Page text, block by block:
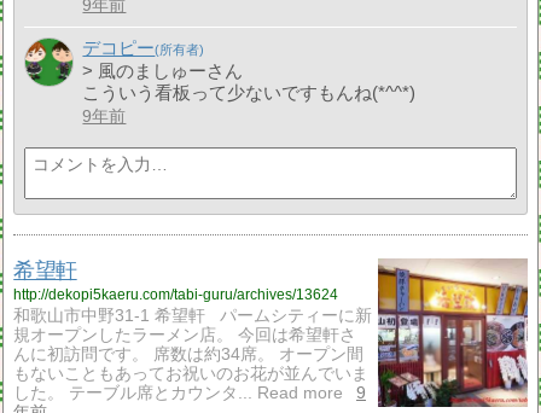
9年前
デコピー
> 風のましゅーさん
こういう看板って少ないですもんね(*^^*)
9年前
希望軒
http://dekopi5kaeru.com/tabi-guru/archives/13624
和歌山市中野31-1 希望軒 パームシティーに新
規オープンしたラーメン店。 今回は希望軒さ
んに初訪問です。 席数は約34席。 オープン間
もないこともあってお祝いのお花が並んでいま
した。 テーブル席とカウンタ... Read more
9